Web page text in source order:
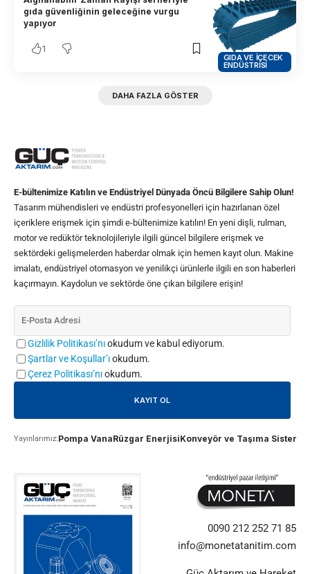
GIDA VE İÇECEK
ENDÜSTRISI
gıda güvenliğinin geleceğine vurgu
yapıyor
1
DAHA FAZLA GÖSTER
E-bültenimize Katılın ve Endüstriyel Dünyada Öncü Bilgilere Sahip Olun!
Tasarım mühendisleri ve endüstri profesyonelleri için hazırlanan özel
içeriklere erişmek için şimdi e-bültenimize katılın! En yeni dişli, rulman,
motor ve redüktör teknolojileriyle ilgili güncel bilgilere erişmek ve
sektördeki gelişmelerden haberdar olmak için hemen kayıt olun. Makine
imalatı, endüstriyel otomasyon ve yenilikçi ürünlerle ilgili en son haberleri
kaçırmayın. Kaydolun ve sektörde öne çıkan bilgilere erişin!
Gizlilik Politikası’nıokudum ve kabul ediyorum.
Şartlar ve Koşullar’ıokudum.
Çerez Politikası’nıokudum.
Yayınlarımız:Pompa VanaRüzgar EnerjisiKonveyör ve Taşıma
0090 212 252 71 85
info@monetatanitim.com